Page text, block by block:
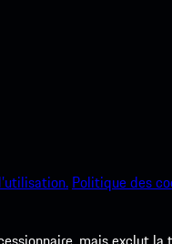
Politique des